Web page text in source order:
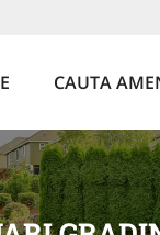
CAUTA